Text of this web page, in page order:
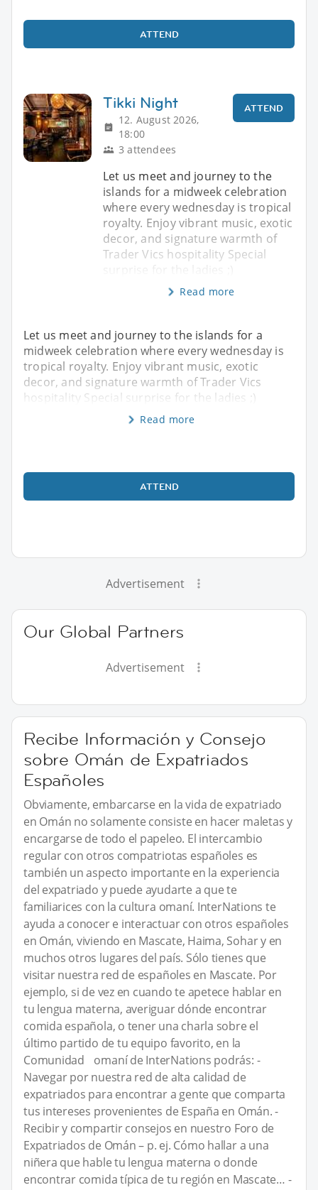
ATTEND
Tikki Night
12. August 2026,
18:00
3 attendees
ATTEND
Let us meet and journey to the
islands for a midweek celebration
where every wednesday is tropical
royalty. Enjoy vibrant music, exotic
decor, and signature warmth of
Trader Vics hospitality Special
surprise for the ladies ;)
Read more
Let us meet and journey to the islands for a
midweek celebration where every wednesday is
tropical royalty. Enjoy vibrant music, exotic
decor, and signature warmth of Trader Vics
hospitality Special surprise for the ladies ;)
Read more
ATTEND
Advertisement
Our Global Partners
Advertisement
Recibe Información y Consejo
sobre Omán de Expatriados
Españoles
Obviamente, embarcarse en la vida de expatriado
en Omán no solamente consiste en hacer maletas y
encargarse de todo el papeleo. El intercambio
regular con otros compatriotas españoles es
también un aspecto importante en la experiencia
del expatriado y puede ayudarte a que te
familiarices con la cultura omaní. InterNations te
ayuda a conocer e interactuar con otros españoles
en Omán, viviendo en Mascate, Haima, Sohar y en
muchos otros lugares del país. Sólo tienes que
visitar nuestra red de españoles en Mascate. Por
ejemplo, si de vez en cuando te apetece hablar en
tu lengua materna, averiguar dónde encontrar
comida española, o tener una charla sobre el
último partido de tu equipo favorito, en la
Comunidad omaní de InterNations podrás: -
Navegar por nuestra red de alta calidad de
expatriados para encontrar a gente que comparta
tus intereses provenientes de España en Omán. -
Recibir y compartir consejos en nuestro Foro de
Expatriados de Omán – p. ej. Cómo hallar a una
niñera que hable tu lengua materna o donde
encontrar comida típica de tu región en Mascate… -